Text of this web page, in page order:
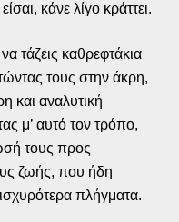
κάνε λίγο κράττει.
τάζεις καθρεφτάκια
τους στην άκρη,
και αναλυτική
μ’ αυτό τον τρόπο,
τους προς
ζωής, που ήδη
ισχυρότερα πλήγματα.